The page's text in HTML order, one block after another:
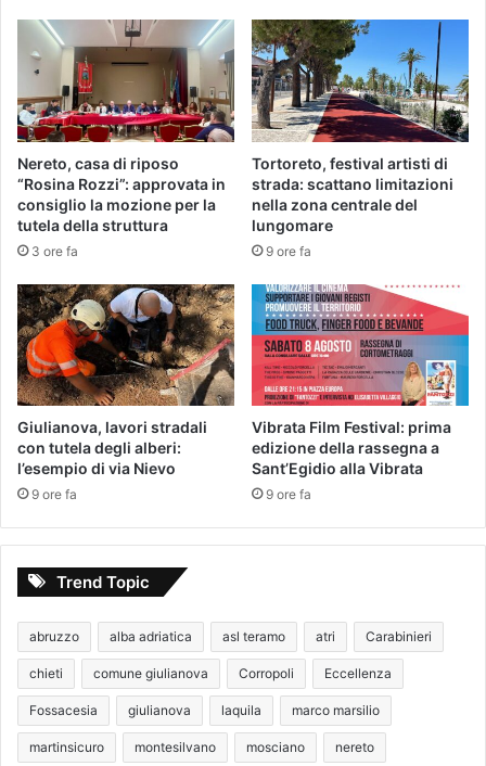
Nereto, casa di riposo
“Rosina Rozzi”: approvata in
consiglio la mozione per la
tutela della struttura
3 ore fa
Tortoreto, festival artisti di
strada: scattano limitazioni
nella zona centrale del
lungomare
9 ore fa
Giulianova, lavori stradali
con tutela degli alberi:
l’esempio di via Nievo
9 ore fa
Vibrata Film Festival: prima
edizione della rassegna a
Sant’Egidio alla Vibrata
9 ore fa
Trend Topic
abruzzo alba adriatica asl teramo atri Carabinieri
chieti comune giulianova Corropoli Eccellenza
Fossacesia giulianova laquila marco marsilio
martinsicuro montesilvano mosciano nereto